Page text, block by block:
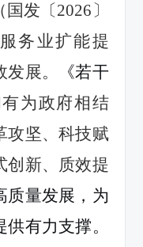
国发〔2026 〕
务业扩能提
发展。
《若干
为政府相结
攻坚、科技赋
创新、质效提
质量发展，为
有力支撑。